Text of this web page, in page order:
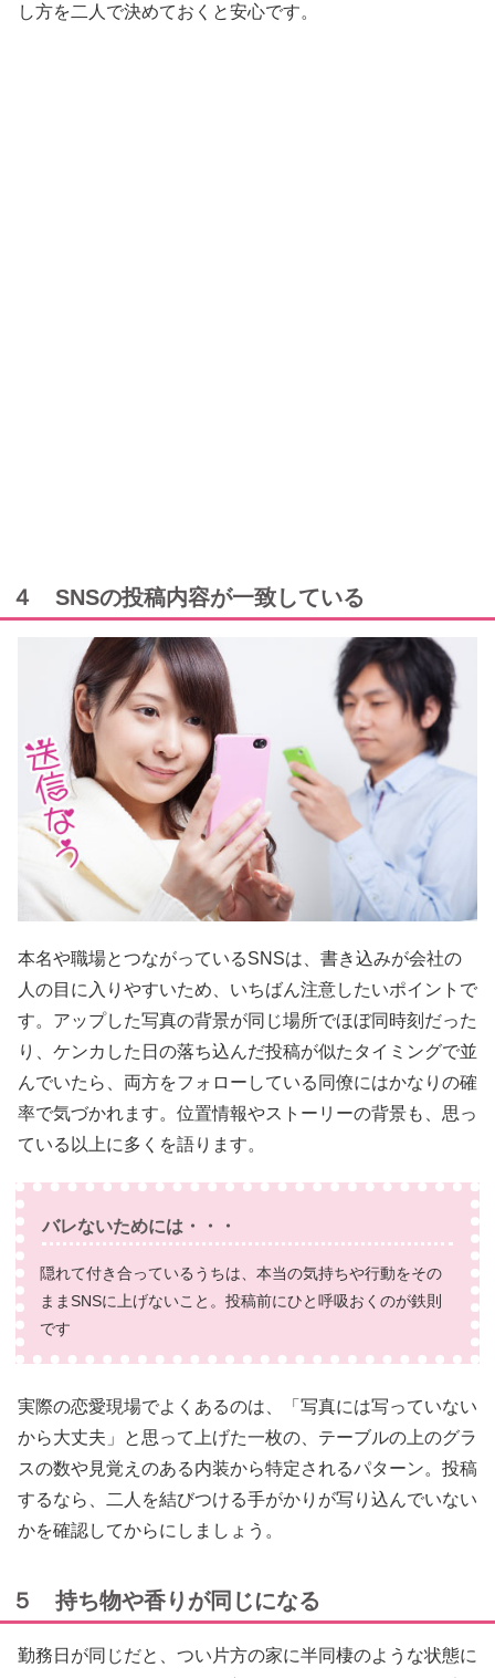
し方を二人で決めておくと安心です。
４ SNSの投稿内容が一致している
本名や職場とつながっているSNSは、書き込みが会社の
人の目に入りやすいため、いちばん注意したいポイントで
す。アップした写真の背景が同じ場所でほぼ同時刻だった
り、ケンカした日の落ち込んだ投稿が似たタイミングで並
んでいたら、両方をフォローしている同僚にはかなりの確
率で気づかれます。位置情報やストーリーの背景も、思っ
ている以上に多くを語ります。
バレないためには・・・
隠れて付き合っているうちは、本当の気持ちや行動をその
ままSNSに上げないこと。投稿前にひと呼吸おくのが鉄則
です
実際の恋愛現場でよくあるのは、「写真には写っていない
から大丈夫」と思って上げた一枚の、テーブルの上のグラ
スの数や見覚えのある内装から特定されるパターン。投稿
するなら、二人を結びつける手がかりが写り込んでいない
かを確認してからにしましょう。
５ 持ち物や香りが同じになる
勤務日が同じだと、つい片方の家に半同棲のような状態に